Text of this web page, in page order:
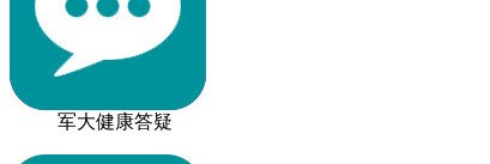
军大健康答疑